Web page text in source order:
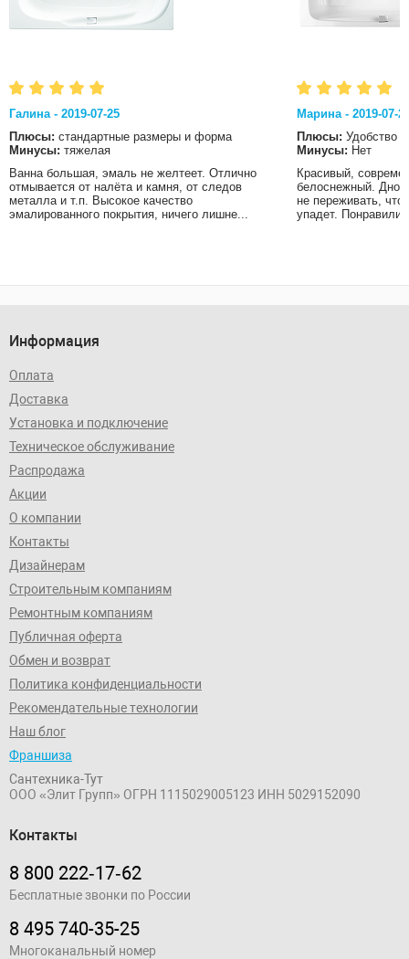
Галина - 2019-07-25
Плюсы: стандартные размеры и форма
Минусы: тяжелая
Ванна большая, эмаль не желтеет. Отлично
отмывается от налёта и камня, от следов
металла и т.п. Высокое качество
эмалированного покрытия, ничего лишне...
Марина - 2019-07-
Плюсы: Удобство
Минусы: Нет
Красивый,
белоснежный. Дно
не переживать, что
упадет.
Информация
Оплата
Доставка
Установка и подключение
Техническое обслуживание
Распродажа
Акции
О компании
Контакты
Дизайнерам
Строительным компаниям
Ремонтным компаниям
Публичная оферта
Обмен и возврат
Политика конфиденциальности
Рекомендательные технологии
Наш блог
Франшиза
Сантехника-Тут
ООО «Элит Групп» ОГРН 1115029005123 ИНН 5029152090
Контакты
8 800 222‑17‑62
Бесплатные звонки по России
8 495 740-35-25
Многоканальный номер